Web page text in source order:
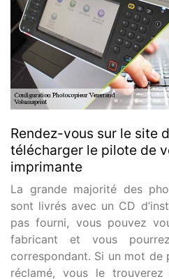
Rendez-vous sur le site
télécharger le pilote de
imprimante
La grande majorité des
sont livrés avec un CD
pas fourni, vous pouvez
fabricant et vous
correspondant. Si un mot de
réclamé, vous le